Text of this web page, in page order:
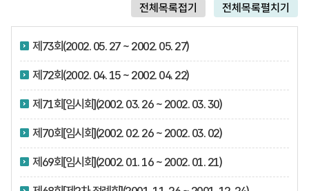
제73회(2002. 05. 27 ~ 2002. 05. 27)
제72회(2002. 04. 15 ~ 2002. 04. 22)
제71회[임시회](2002. 03. 26 ~ 2002. 03. 30)
제70회[임시회](2002. 02. 26 ~ 2002. 03. 02)
제69회[임시회](2002. 01. 16 ~ 2002. 01. 21)
전체목록접기 전체목록펼치기